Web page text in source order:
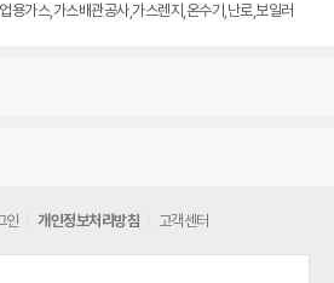
용가스,가스배관공사,가스렌지,온수기,난로,보일러
인 개인정보처리방침 고객센터